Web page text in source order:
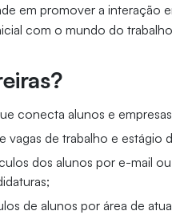
em promover a interação
com o mundo do
conecta alunos e
vagas de trabalho e estágio
dos alunos por e-mail
de alunos por área de